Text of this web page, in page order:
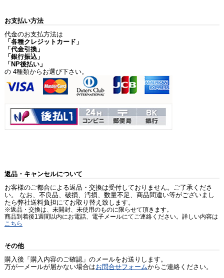
お支払い方法
代金のお支払方法は
「各種クレジットカード」
「代金引換」
「銀行振込」
「NP後払い」
の 4種類からお選び下さい。
返品・キャンセルについて
お客様のご都合による返品・交換は受付しておりません。ご了承くださ
い。 なお、不良品、破損、汚損、数量不足、商品間違い等がございまし
たら弊社送料負担にてお取り替え致します。
※返品・交換は、未開封、未使用のものに限らせて頂きます。
商品到着後1週間以内にお電話、電子メールにてご連絡ください。詳しい内容は
こちら
その他
購入後「購入内容のご確認」のメールをお送りします。
万が一メールが届かない場合はお問合せフォームからご連絡ください。